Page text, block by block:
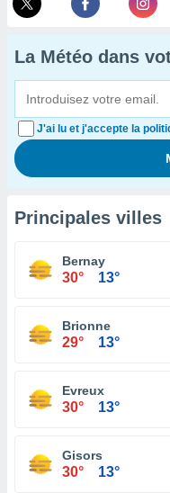
La Météo dans
J'ai lu et j'accepte la
Principales villes
Bernay
30° 13°
Brionne
29° 13°
Evreux
30° 13°
Gisors
30° 13°